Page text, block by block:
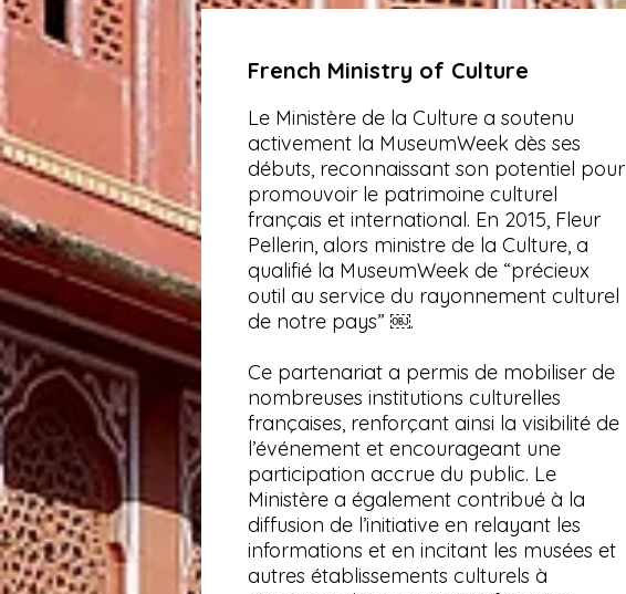
French Ministry of Culture
Le Ministère de la Culture a soutenu
activement la MuseumWeek dès ses
débuts, reconnaissant son potentiel pour
promouvoir le patrimoine culturel
français et international. En 2015, Fleur
Pellerin, alors ministre de la Culture, a
qualifié la MuseumWeek de “précieux
outil au service du rayonnement culturel
de notre pays” ￼.
Ce partenariat a permis de mobiliser de
nombreuses institutions culturelles
françaises, renforçant ainsi la visibilité de
l’événement et encourageant une
participation accrue du public. Le
Ministère a également contribué à la
diffusion de l’initiative en relayant les
informations et en incitant les musées et
autres établissements culturels à